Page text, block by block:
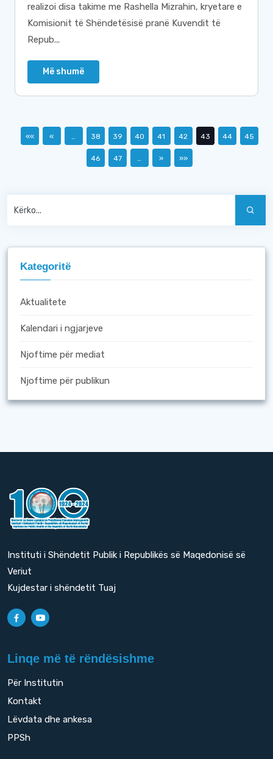
realizoi disa takime me Rashella Mizrahin, kryetare e
Komisionit të Shëndetësisë pranë Kuvendit të
Repub...
Më shumë
«« « … 38 39 40 41 42 43 44 45
46 47 … » »»
Kategoritë
Aktualitete
Kalendari i ngjarjeve
Njoftime për mediat
Njoftime për publikun
Instituti i Shëndetit Publik i Republikës së Maqedonisë së
Veriut
Kujdestar i shëndetit Tuaj
Linqe më të rëndësishme
Për Institutin
Kontakt
Lëvdata dhe ankesa
PPSh